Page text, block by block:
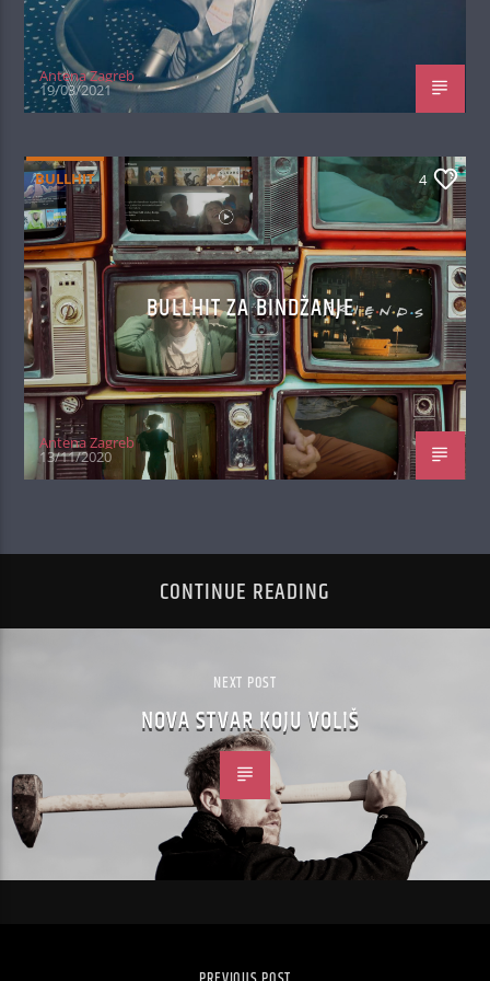
Antena Zagreb
19/03/2021
BULLHIT 4
BULLHIT ZA BINDŽANJE
Antena Zagreb
13/11/2020
CONTINUE READING
NEXT POST
NOVA STVAR KOJU VOLIŠ